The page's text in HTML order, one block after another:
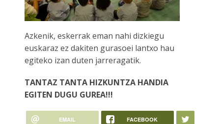
Azkenik, eskerrak eman nahi dizkiegu
euskaraz ez dakiten gurasoei lantxo hau
egiteko izan duten jarreragatik.
TANTAZ TANTA HIZKUNTZA HANDIA
EGITEN DUGU GUREA!!!
EMAIL FACEBOOK